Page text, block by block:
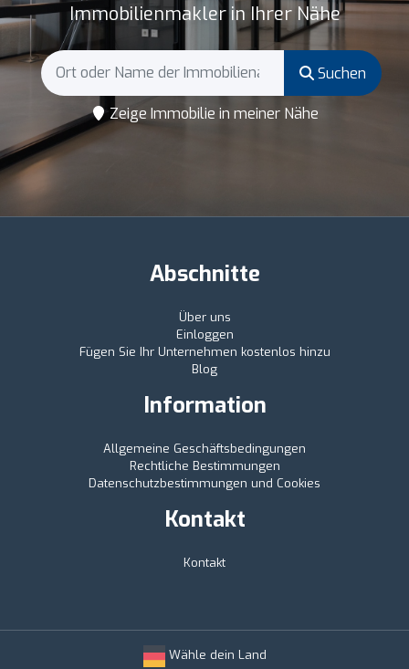
Immobilienmakler in Ihrer Nähe
Suchen
Zeige Immobilie in meiner Nähe
Abschnitte
Über uns
Einloggen
Fügen Sie Ihr Unternehmen kostenlos hinzu
Blog
Information
Allgemeine Geschäftsbedingungen
Rechtliche Bestimmungen
Datenschutzbestimmungen und Cookies
Kontakt
Kontakt
Wähle dein Land